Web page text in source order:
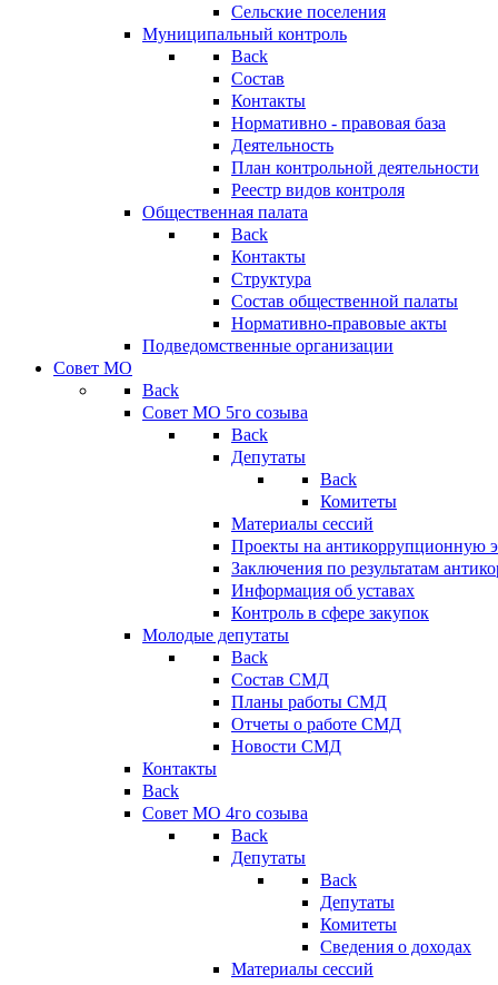
Сельские поселения
Муниципальный контроль
Back
Состав
Контакты
Нормативно - правовая база
Деятельность
План контрольной деятельности
Реестр видов контроля
Общественная палата
Back
Контакты
Структура
Состав общественной палаты
Нормативно-правовые акты
Подведомственные организации
Совет МО
Back
Совет МО 5го созыва
Back
Депутаты
Back
Комитеты
Материалы сессий
Проекты на антикоррупционную
Заключения по результатам
Информация об уставах
Контроль в сфере закупок
Молодые депутаты
Back
Состав СМД
Планы работы СМД
Отчеты о работе СМД
Новости СМД
Контакты
Back
Совет МО 4го созыва
Back
Депутаты
Back
Депутаты
Комитеты
Сведения о доходах
Материалы сессий